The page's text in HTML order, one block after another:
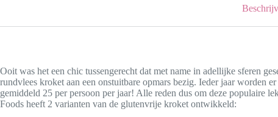
Ooit was het een chic tussengerecht dat met name in adellijke sferen
rundvlees kroket aan een onstuitbare opmars bezig. Ieder jaar worden
gemiddeld 25 per persoon per jaar! Alle reden dus om deze populaire
Foods heeft 2 varianten van de glutenvrije kroket ontwikkeld: